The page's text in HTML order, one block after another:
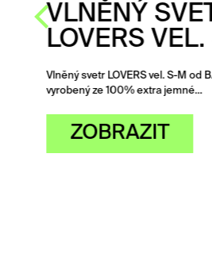
VLNĚNÝ
LOVERS VEL.
Vlněný svetr LOVERS vel. S-M od
vyrobený ze 100% extra jemné…
ZOBRAZIT